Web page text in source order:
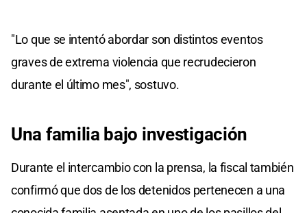
"Lo que se intentó abordar son distintos eventos
graves de extrema violencia que recrudecieron
durante el último mes", sostuvo.
Una familia bajo investigación
Durante el intercambio con la prensa, la fiscal también
confirmó que dos de los detenidos pertenecen a una